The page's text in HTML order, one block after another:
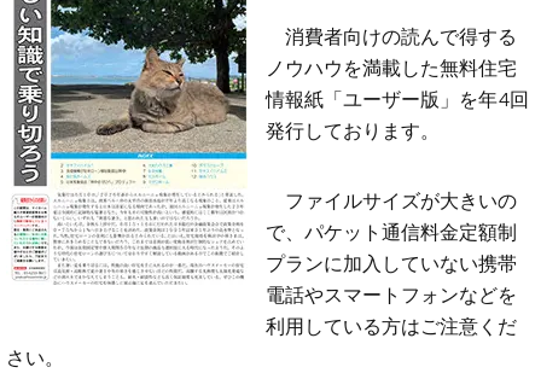
消費者向けの読んで得する
ノウハウを満載した無料住宅
情報紙「ユーザー版」を年4回
発行しております。
ファイルサイズが大きいの
で、パケット通信料金定額制
プランに加入していない携帯
電話やスマートフォンなどを
利用している方はご注意くだ
さい。